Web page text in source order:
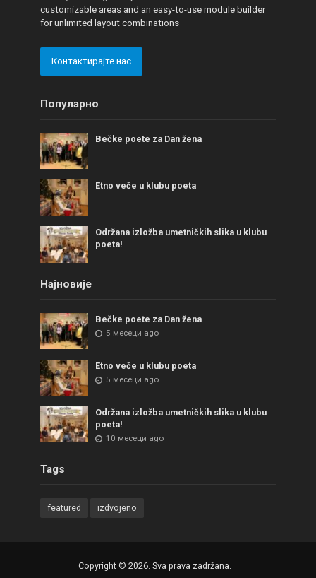
customizable areas and an easy-to-use module builder
for unlimited layout combinations
Контактирајте нас
Популарно
Bečke poete za Dan žena
Etno veče u klubu poeta
Održana izložba umetničkih slika u klubu
poeta!
Најновије
Bečke poete za Dan žena
5 месеци ago
Etno veče u klubu poeta
5 месеци ago
Održana izložba umetničkih slika u klubu
poeta!
10 месеци ago
Tags
featured izdvojeno
Copyright © 2026. Sva prava zadržana.